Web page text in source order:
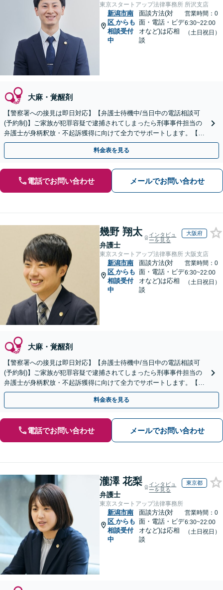
東京スタートアップ法律事務所 所沢支店
新潟市南
区 からも
相談受付
中
面談方法(対
面・電話・ビデ
オなど)は応相
談
営業時間：0
6:30~22:00
（土日祝日）
大麻・覚醒剤
【警察署への接見は即日対応】【弁護士待機中/当日中の電話相談可
(予約制)】ご家族が犯罪容疑で逮捕されてしまったら刑事事件担当の
弁護士が身柄釈放・不起訴獲得に向けて全力でサポートします。【毎
月100名以上の相談実績】【全国対応】
料金表を見る
電話でお問い合わせ メールでお問い合わせ
幾野 翔太
弁護士
インタビュ
ーを見る
大阪府
東京スタートアップ法律事務所 大阪支店
新潟市南
区 からも
相談受付
中
面談方法(対
面・電話・ビデ
オなど)は応相
談
営業時間：0
6:30~22:00
（土日祝日）
大麻・覚醒剤
【警察署への接見は即日対応】【弁護士待機中/当日中の電話相談可
(予約制)】ご家族が犯罪容疑で逮捕されてしまったら刑事事件担当の
弁護士が身柄釈放・不起訴獲得に向けて全力でサポートします。【毎
月100名以上の相談実績】【全国対応】
料金表を見る
電話でお問い合わせ メールでお問い合わせ
瀧澤 花梨
弁護士
インタビュ
ーを見る
東京都
東京スタートアップ法律事務所
新潟市南
区 からも
相談受付
中
面談方法(対
面・電話・ビデ
オなど)は応相
談
営業時間：0
6:30~22:00
（土日祝日）